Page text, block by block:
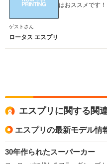
はおススメです！
ゲストさん
ロータス エスプリ
エスプリに関する関
エスプリの最新モデル情
30年作られたスーパーカー